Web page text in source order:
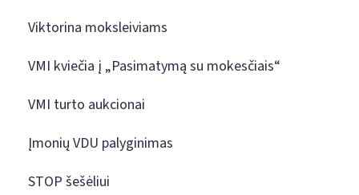
Viktorina moksleiviams
VMI kviečia į „Pasimatymą su mokesčiais“
VMI turto aukcionai
Įmonių VDU palyginimas
STOP šešėliui